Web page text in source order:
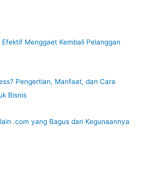
Menggaet Kembali Pelanggan
Pengertian, Manfaat, dan Cara
Bisnis
.com yang Bagus dan Kegunaannya